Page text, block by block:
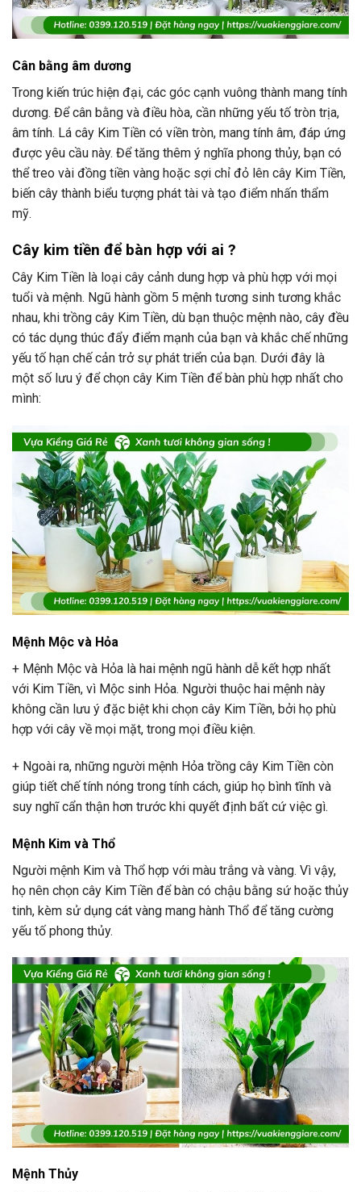
Cân bằng âm dương
Trong kiến trúc hiện đại, các góc cạnh vuông thành mang tính
dương. Để cân bằng và điều hòa, cần những yếu tố tròn trịa,
âm tính. Lá cây Kim Tiền có viền tròn, mang tính âm, đáp ứng
được yêu cầu này. Để tăng thêm ý nghĩa phong thủy, bạn có
thể treo vài đồng tiền vàng hoặc sợi chỉ đỏ lên cây Kim Tiền,
biến cây thành biểu tượng phát tài và tạo điểm nhấn thẩm
mỹ.
Cây kim tiền để bàn hợp với ai ?
Cây Kim Tiền là loại cây cảnh dung hợp và phù hợp với mọi
tuổi và mệnh. Ngũ hành gồm 5 mệnh tương sinh tương khắc
nhau, khi trồng cây Kim Tiền, dù bạn thuộc mệnh nào, cây đều
có tác dụng thúc đẩy điểm mạnh của bạn và khắc chế những
yếu tố hạn chế cản trở sự phát triển của bạn. Dưới đây là
một số lưu ý để chọn cây Kim Tiền để bàn phù hợp nhất cho
mình:
Mệnh Mộc và Hỏa
+ Mệnh Mộc và Hỏa là hai mệnh ngũ hành dễ kết hợp nhất
với Kim Tiền, vì Mộc sinh Hỏa. Người thuộc hai mệnh này
không cần lưu ý đặc biệt khi chọn cây Kim Tiền, bởi họ phù
hợp với cây về mọi mặt, trong mọi điều kiện.
+ Ngoài ra, những người mệnh Hỏa trồng cây Kim Tiền còn
giúp tiết chế tính nóng trong tính cách, giúp họ bình tĩnh và
suy nghĩ cẩn thận hơn trước khi quyết định bất cứ việc gì.
Mệnh Kim và Thổ
Người mệnh Kim và Thổ hợp với màu trắng và vàng. Vì vậy,
họ nên chọn cây Kim Tiền để bàn có chậu bằng sứ hoặc thủy
tinh, kèm sử dụng cát vàng mang hành Thổ để tăng cường
yếu tố phong thủy.
Mệnh Thủy